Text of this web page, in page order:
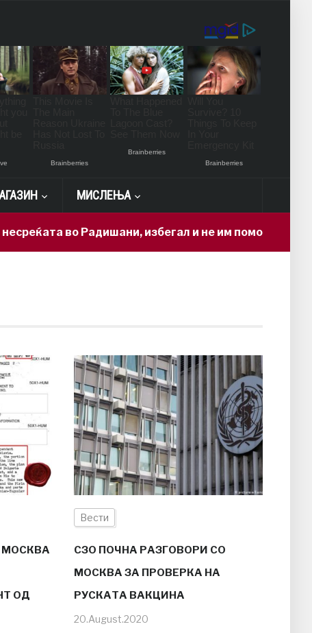
МИСЛЕЊА
во Радишани, избегал и не им помогнал на
ОД
Вести
СЗО ПОЧНА РАЗГОВОРИ СО
МОСКВА ЗА ПРОВЕРКА НА
РУСКАТА ВАКЦИНА
20.August.2020